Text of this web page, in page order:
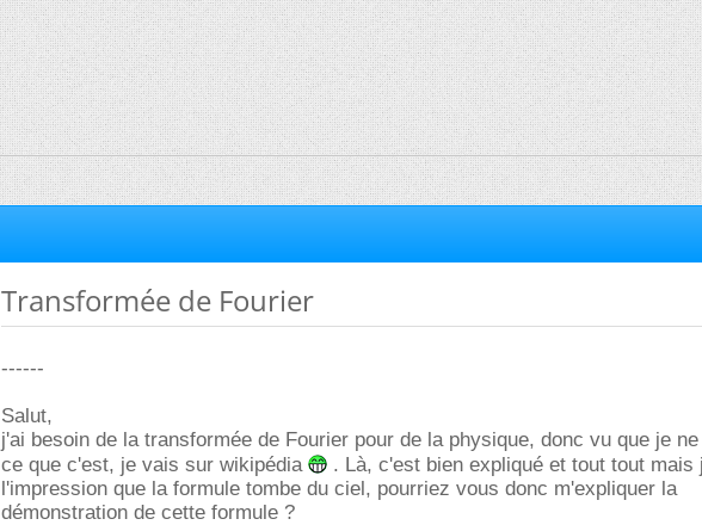
Transformée de Fourier
------
Salut,
j'ai besoin de la transformée de Fourier pour de la physique, donc vu que je
ce que c'est, je vais sur wikipédia
. Là, c'est bien expliqué et tout tout mais
l'impression que la formule tombe du ciel, pourriez vous donc m'expliquer la
démonstration de cette formule ?